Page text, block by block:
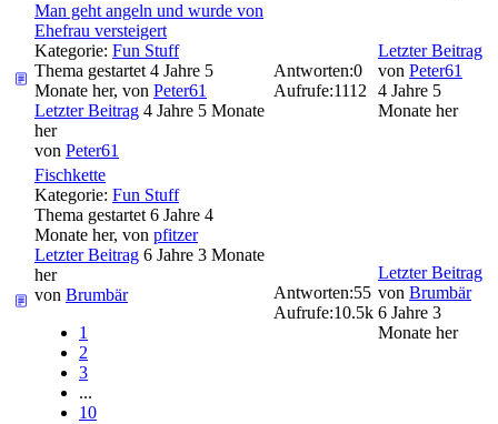
Man geht angeln und wurde von
Ehefrau versteigert
Kategorie: Fun Stuff
Thema gestartet 4 Jahre 5
Monate her, von Peter61
Letzter Beitrag 4 Jahre 5 Monate
her
von Peter61
Antworten:0
Aufrufe:1112
Letzter Beitrag
von Peter61
4 Jahre 5
Monate her
Fischkette
Kategorie: Fun Stuff
Thema gestartet 6 Jahre 4
Monate her, von pfitzer
Letzter Beitrag 6 Jahre 3 Monate
her
von Brumbär
1
2
3
...
10
Antworten:55
Aufrufe:10.5k
Letzter Beitrag
von Brumbär
6 Jahre 3
Monate her